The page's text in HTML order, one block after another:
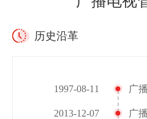
历史沿革
1997-08-11
2013-12-07
广
广